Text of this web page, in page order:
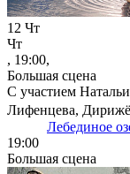
12 Чт
Чт
, 19:00,
Большая сцена
С участием
Лифенцева,
Лебединое
19:00
Большая сцена